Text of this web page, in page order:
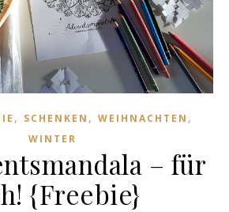
, SCHENKEN , WEIHNACHTEN ,
WINTER
– für
{Freebie}